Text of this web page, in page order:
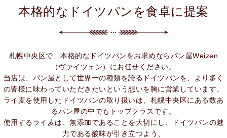
本格的なドイツパンを食卓に提案
札幌中央区で、本格的なドイツパンをお求めならパン屋Weizen
（ヴァイツェン）にお任せください。
当店は、パン屋として世界一の種類を誇るドイツパンを、より多く
の皆様に味わっていただきたいという想いを胸に営業しています。
ライ麦を使用したドイツパンの取り扱いは、札幌中央区にある数あ
るパン屋の中でもトップクラスです。
使用するライ麦は、無添加であることを大切にし、ドイツパンの魅
力である酸味が引き立つよう、